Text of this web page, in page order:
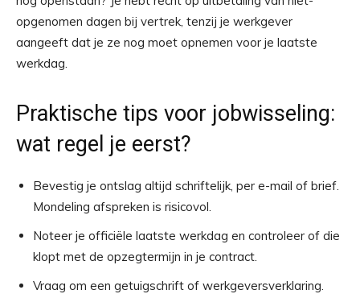
opgenomen dagen bij vertrek, tenzij je werkgever
aangeeft dat je ze nog moet opnemen voor je laatste
werkdag.
Praktische tips voor jobwisseling:
wat regel je eerst?
Bevestig je ontslag altijd schriftelijk, per e-mail of brief.
Mondeling afspreken is risicovol.
Noteer je officiële laatste werkdag en controleer of die
klopt met de opzegtermijn in je contract.
Vraag om een getuigschrift of werkgeversverklaring.